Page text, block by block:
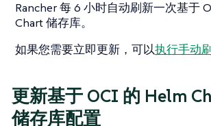
Rancher 每 6 小时自动刷新一次基于
Chart 储存库。
如果您需要立即更新，可以执行手动
更新基于 OCI 的 Helm
储存库配置